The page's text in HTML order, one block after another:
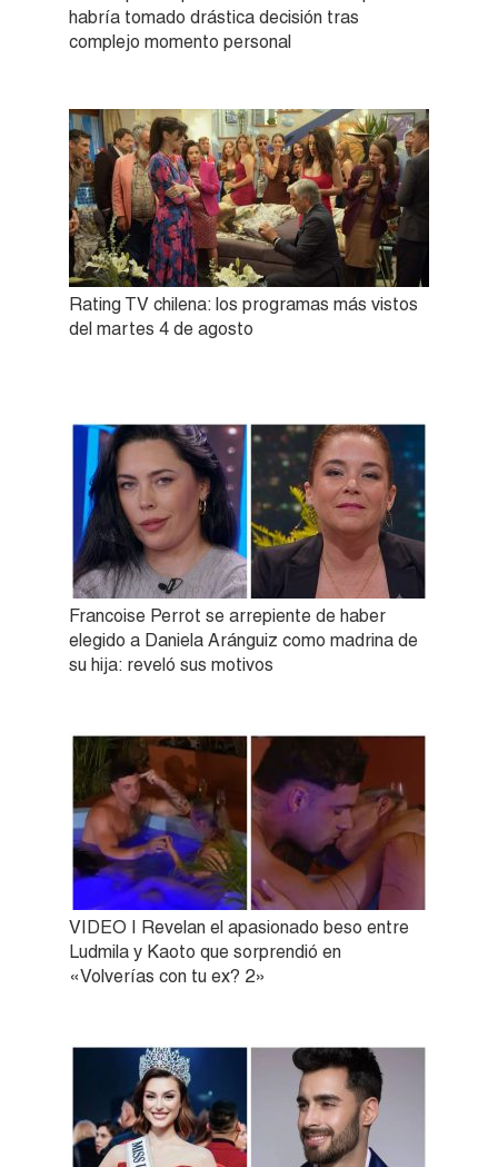
habría tomado drástica decisión tras
complejo momento personal
Rating TV chilena: los programas más vistos
del martes 4 de agosto
Francoise Perrot se arrepiente de haber
elegido a Daniela Aránguiz como madrina de
su hija: reveló sus motivos
VIDEO | Revelan el apasionado beso entre
Ludmila y Kaoto que sorprendió en
«Volverías con tu ex? 2»